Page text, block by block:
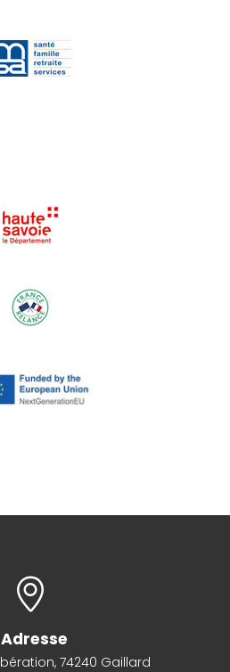
Adresse
74240 Gaillard